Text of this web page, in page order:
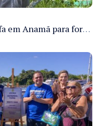
Cosama inicia força-tarefa em Anamã para fortalecer abastecimento de água e segurança hídrica da população